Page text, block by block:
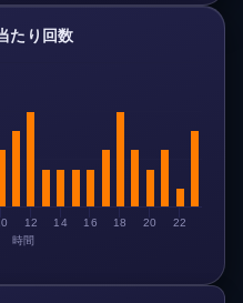
時間
たり回数
12 14 16 18 20 22